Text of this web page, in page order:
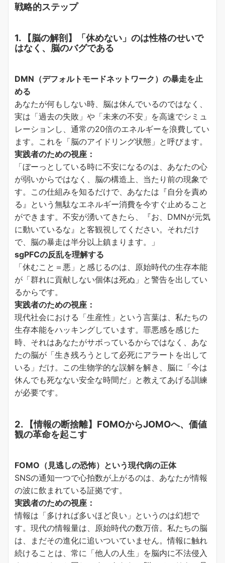
戦略的ステップ
1. 【脳の解剖】「休めない」のは性格のせいで
はなく、脳のバグである
DMN（デフォルトモードネットワーク）の暴走を止
める
あなたが何もしない時、脳は休んでいるのではなく、
実は「過去の失敗」や「未来の不安」を高速でシミュ
レーションし、通常の20倍のエネルギーを浪費してい
ます。これを「脳のアイドリング状態」と呼びます。
実践者のための視座：
「ぼーっとしている時に不安になるのは、あなたの心
が弱いからではなく、脳の構造上、当たり前の現象で
す。この仕組みを知るだけで、あなたは『自分を責め
る』という無駄なエネルギー消費を今すぐ止めること
ができます。不安が湧いてきたら、『お、DMNが元気
に動いているな』と客観視してください。それだけ
で、脳の暴走は半分以上鎮まります。」
sgPFCの反乱を理解する
「休むこと＝悪」と感じるのは、原始時代の生存本能
が「群れに貢献しない個体は死ぬ」と警告を出してい
るからです。
実践者のための視座：
現代社会における「生産性」という言葉は、私たちの
生存本能をハッキングしています。罪悪感を感じた
時、それはあなたがサボっているからではなく、あな
たの脳が「生き残ろうとして必死にアラートを出して
いる」だけ。この生物学的な誤解を解き、脳に「今は
休んでも死なない安全な時間だ」と教えてあげる訓練
が必要です。
2. 【情報の断捨離】FOMOからJOMOへ、価値
観の革命を起こす
FOMO（見逃しの恐怖）という現代病の正体
SNSの通知一つで心拍数が上がるのは、あなたが情報
の波に飲まれている証拠です。
実践者のための視座：
情報は「多ければ多いほど良い」というのは幻想で
す。現代の情報量は、原始時代の数万倍。私たちの脳
は、まだその進化に追いついていません。情報に触れ
続けることは、常に「他人の人生」を脳内に不法侵入